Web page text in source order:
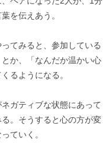
を伝えあう。
てみると、参加している
か、「なんだか温かい心
るようになる。
ガティブな状態にあって
。そうすると心の方が変
ていく。